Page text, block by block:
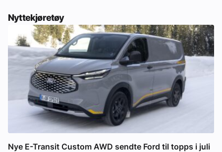
Nyttekjøretøy
Nye E-Transit Custom AWD sendte Ford til topps i juli